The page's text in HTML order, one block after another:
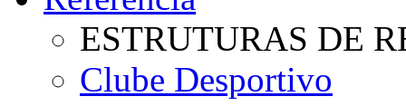
ESTRUTURAS DE
Clube Desportivo